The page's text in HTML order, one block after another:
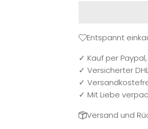
Entspannt
✓ Kauf per
✓ Versicherter
✓
✓ Mit Liebe
Versand und